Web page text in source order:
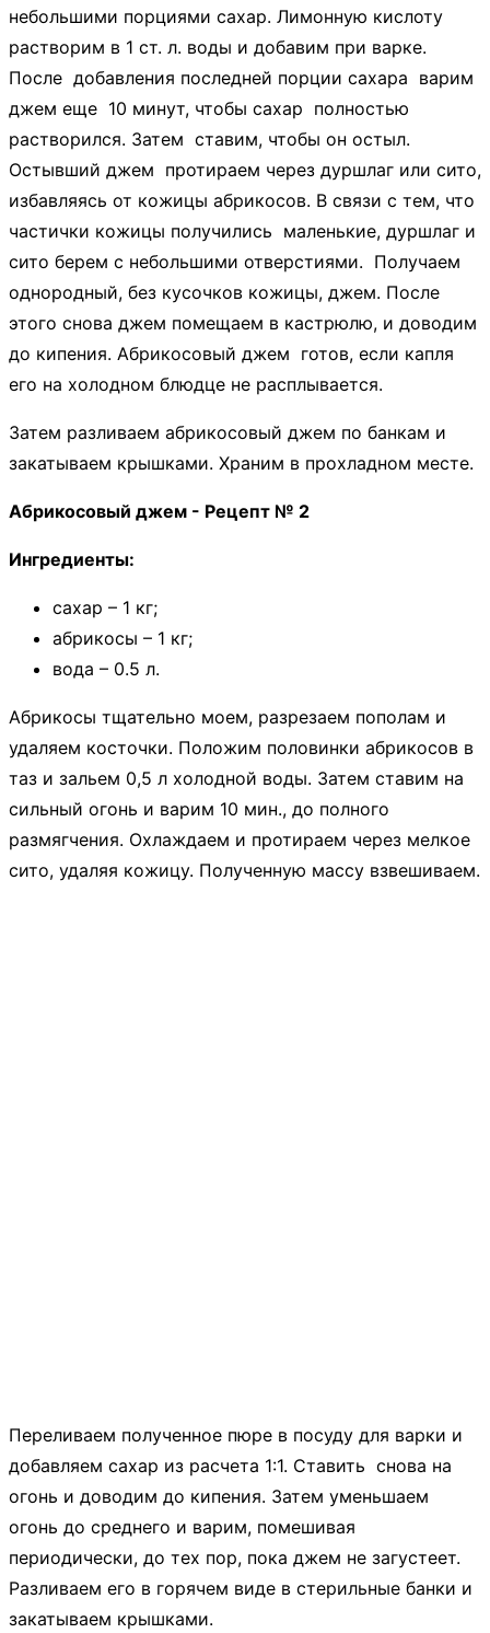
небольшими порциями сахар. Лимонную кислоту
растворим в 1 ст. л. воды и добавим при варке.
После добавления последней порции сахара варим
джем еще 10 минут, чтобы сахар полностью
растворился. Затем ставим, чтобы он остыл.
Остывший джем протираем через дуршлаг или сито,
избавляясь от кожицы абрикосов. В связи с тем, что
частички кожицы получились маленькие, дуршлаг и
сито берем с небольшими отверстиями. Получаем
однородный, без кусочков кожицы, джем. После
этого снова джем помещаем в кастрюлю, и доводим
до кипения. Абрикосовый джем готов, если капля
его на холодном блюдце не расплывается.
Затем разливаем абрикосовый джем по банкам и
закатываем крышками. Храним в прохладном месте.
Абрикосовый джем - Рецепт № 2
Ингредиенты:
сахар – 1 кг;
абрикосы – 1 кг;
вода – 0.5 л.
Абрикосы тщательно моем, разрезаем пополам и
удаляем косточки. Положим половинки абрикосов в
таз и зальем 0,5 л холодной воды. Затем ставим на
сильный огонь и варим 10 мин., до полного
размягчения. Охлаждаем и протираем через мелкое
сито, удаляя кожицу. Полученную массу взвешиваем.
Переливаем полученное пюре в посуду для варки и
добавляем сахар из расчета 1:1. Ставить снова на
огонь и доводим до кипения. Затем уменьшаем
огонь до среднего и варим, помешивая
периодически, до тех пор, пока джем не загустеет.
Разливаем его в горячем виде в стерильные банки и
закатываем крышками.